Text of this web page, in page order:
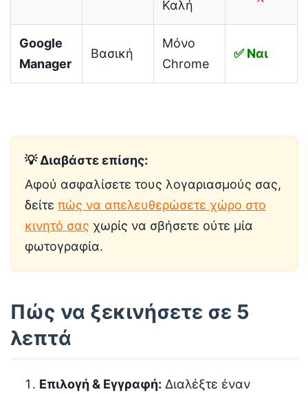
Καλή
Google
Manager
Βασική
Μόνο
Chrome
✅ Ναι
💡 Διαβάστε επίσης:
Αφού ασφαλίσετε τους λογαριασμούς σας,
δείτε πώς να απελευθερώσετε χώρο στο
κινητό σας χωρίς να σβήσετε ούτε μία
φωτογραφία.
Πώς να ξεκινήσετε σε 5
λεπτά
Επιλογή & Εγγραφή: Διαλέξτε έναν